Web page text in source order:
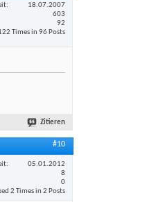
18.07.2007
603
92
Times in 96 Posts
Zitieren
#10
05.01.2012
8
0
2 Times in 2 Posts